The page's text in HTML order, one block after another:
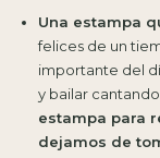
Una estampa
felices de un
importante del
y bailar
estampa para
dejamos de